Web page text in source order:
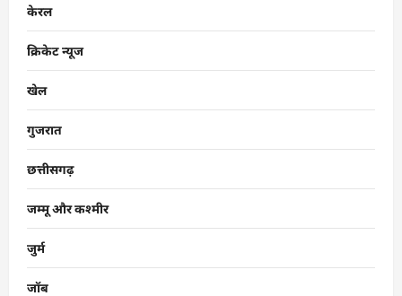
केरल
क्रिकेट न्यूज
खेल
गुजरात
छत्तीसगढ़
जम्मू और कश्मीर
जुर्म
जॉब